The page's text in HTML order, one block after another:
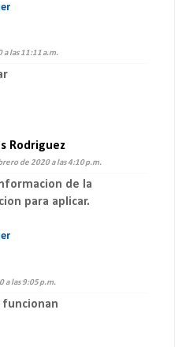
las 11:11 a.m.
Rodriguez
de 2020 a las 4:10 p.m.
de la
para aplicar.
a las 9:05 p.m.
funcionan